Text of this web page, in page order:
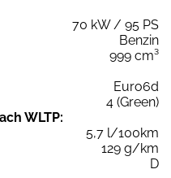
70 kW / 95 PS
Benzin
999 cm³
Euro6d
4 (Green)
WLTP:
5,7 l/100km
129 g/km
D